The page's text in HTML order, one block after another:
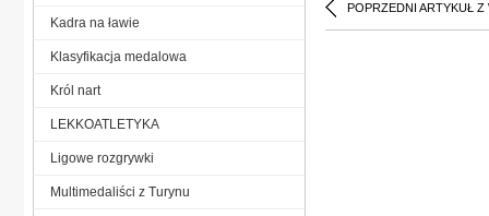
POPRZEDNI ARTYKUŁ Z
Kadra na ławie
Klasyfikacja medalowa
Król nart
LEKKOATLETYKA
Ligowe rozgrywki
Multimedaliści z Turynu